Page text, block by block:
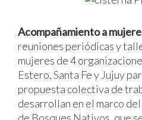
Acompañamiento a
reuniones periódicas y
mujeres de 4
Estero, Santa Fe y Jujuy
propuesta colectiva de
desarrollan en el marco